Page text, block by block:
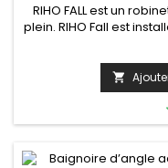
RIHO FALL est un
plein. RIHO Fall est
visible, cela crée un
FALL est idéal pour
standard en
s’évacue par le
